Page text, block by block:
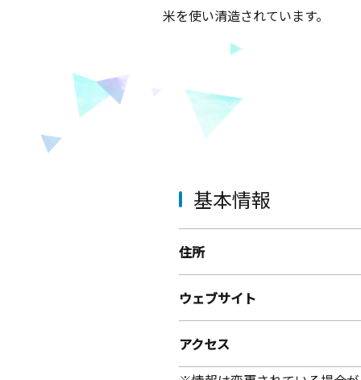
米を使い清造されています。
基本情報
住所
ウェブサイト
アクセス